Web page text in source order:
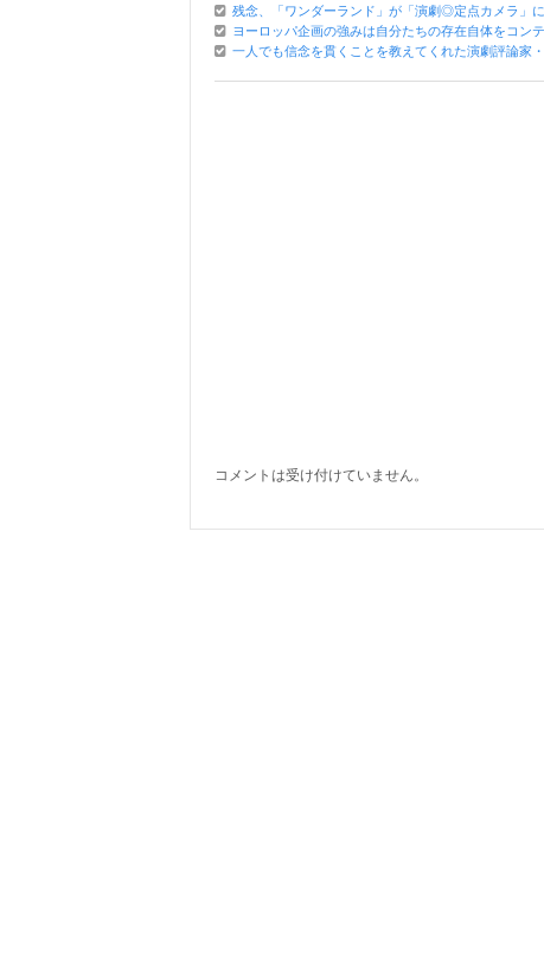
残念、「ワンダーランド」が「演劇◎定点カメラ」
ヨーロッパ企画の強みは自分たちの存在自体をコン
一人でも信念を貫くことを教えてくれた演劇評論家
コメントは受け付けていません。